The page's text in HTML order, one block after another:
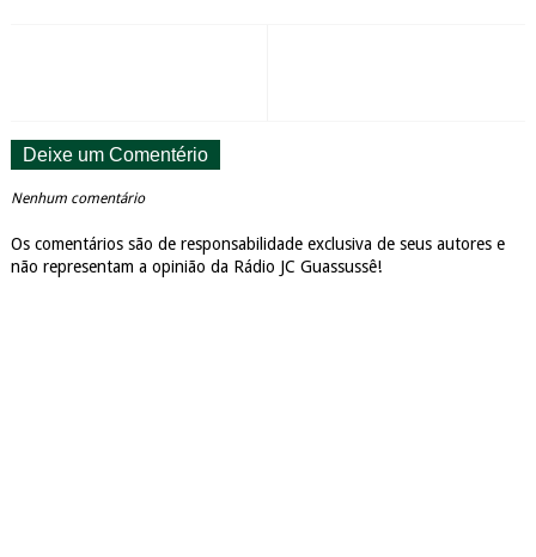
Deixe um Comentério
Nenhum comentário
Os comentários são de responsabilidade exclusiva de seus autores e
não representam a opinião da Rádio JC Guassussê!